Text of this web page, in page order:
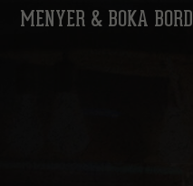
MENYER & BOKA BORD